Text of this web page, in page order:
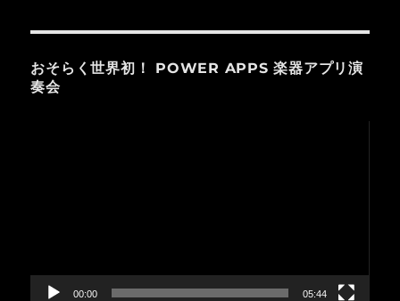
おそらく世界初！ POWER APPS 楽器アプリ演
奏会
ー
00:00 05:44